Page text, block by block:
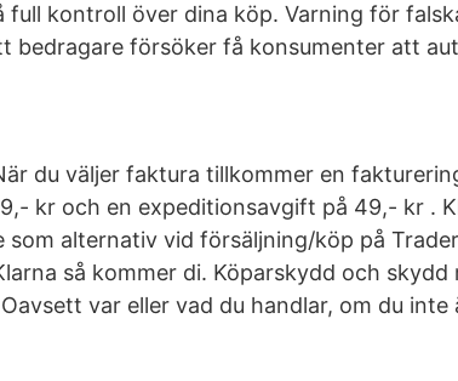
kontroll över dina köp. Varning för
bedragare försöker få konsumenter att
du väljer faktura tillkommer en
kr och en expeditionsavgift på 49,- kr .
alternativ vid försäljning/köp på
så kommer di. Köparskydd och skydd
var eller vad du handlar, om du inte